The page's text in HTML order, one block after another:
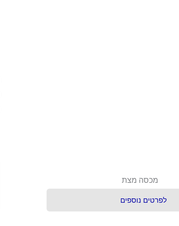
לפרטים נוספים